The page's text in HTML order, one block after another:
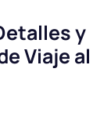
y
Viaje al